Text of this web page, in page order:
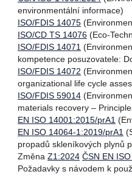
environmentální informace)
ISO/FDIS 14075
ISO/CD TS 14076 (Eco-
ISO/FDIS 14071
kompetence posuzovatele:
ISO/FDIS 14072
organizational life cycle
ISO/FDIS 59014
materials recovery –
EN ISO 14001:2015/prA1
EN ISO 14064-1:2019/prA1
propadů skleníkových plynů
Změna Z1:2024 ČSN EN
Požadavky s návodem k